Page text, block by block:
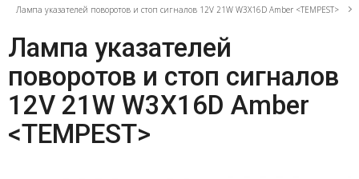
Лампа указателей поворотов и стоп сигналов 12V 21W W3X16D Amber <TEMPEST>
Лампа указателей
поворотов и стоп сигналов
12V 21W W3X16D Amber
<TEMPEST>